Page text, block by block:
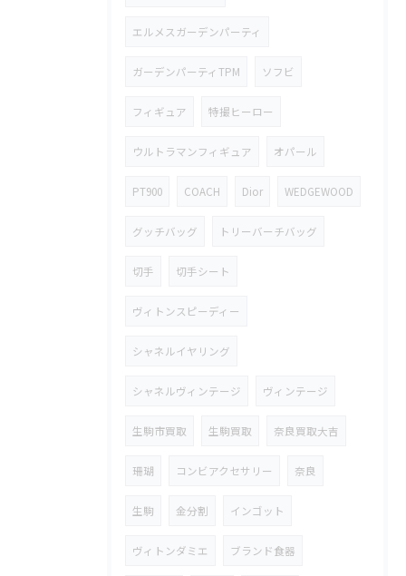
エルメスガーデンパーティ
ガーデンパーティTPM ソフビ
フィギュア 特撮ヒーロー
ウルトラマンフィギュア オパール
PT900 COACH Dior WEDGEWOOD
グッチバッグ トリーバーチバッグ
切手 切手シート
ヴィトンスピーディー
シャネルイヤリング
シャネルヴィンテージ ヴィンテージ
生駒市買取 生駒買取 奈良買取大吉
珊瑚 コンビアクセサリー 奈良
生駒 金分割 インゴット
ヴィトンダミエ ブランド食器